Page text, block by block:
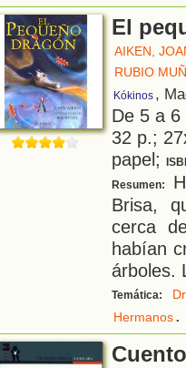
El
AIKEN,
RUBIO
Kókinos ,
De 5 a
32 p.;
papel;
Resumen:
Brisa,
cerca
habían
árboles.
Temática:
Hermanos.